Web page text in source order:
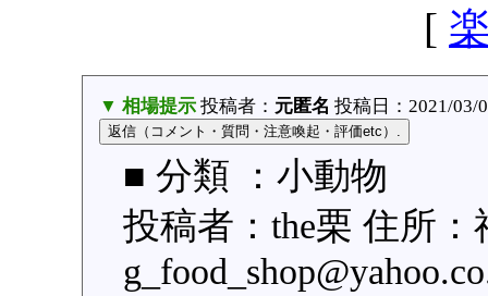
[
▼ 相場提示投稿者： 元匿名 投稿日：2021/03/
■ 分類 ：小動物
投稿者：the栗 住所